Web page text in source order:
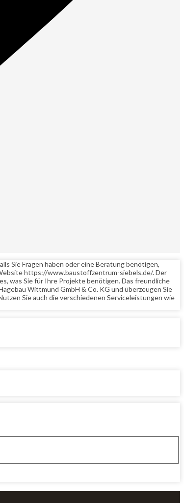
Sie Fragen haben oder eine Beratung benötigen,
https://www.baustoffzentrum-siebels.de/. Der
was Sie für Ihre Projekte benötigen. Das freundliche
Wittmund GmbH & Co. KG und überzeugen Sie
Sie auch die verschiedenen Serviceleistungen wie